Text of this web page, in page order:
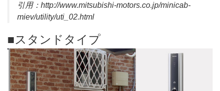
引用：http://www.mitsubishi-motors.co.jp/minicab-
miev/utility/uti_02.html
■スタンドタイプ